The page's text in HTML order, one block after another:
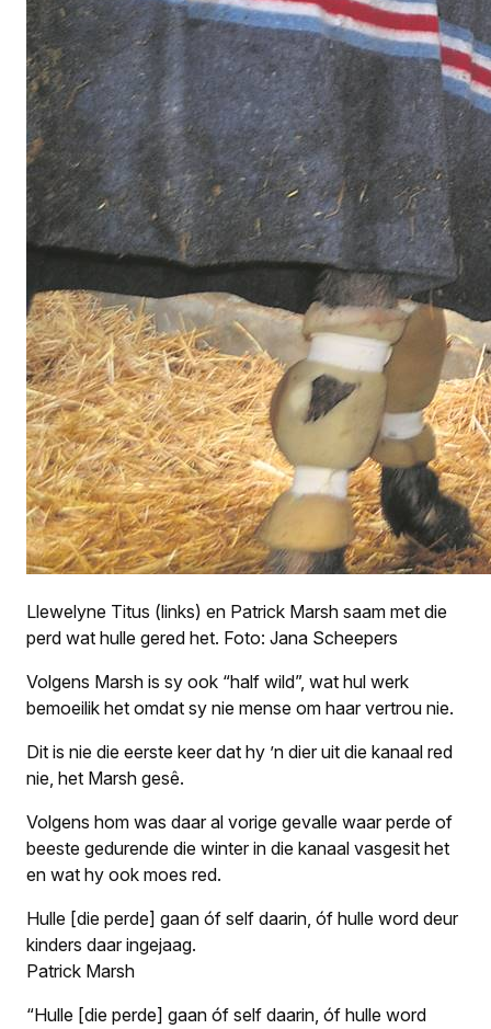
Llewelyne Titus (links) en Patrick Marsh saam met die
perd wat hulle gered het. Foto: Jana Scheepers
Volgens Marsh is sy ook “half wild”, wat hul werk
bemoeilik het omdat sy nie mense om haar vertrou nie.
Dit is nie die eerste keer dat hy ’n dier uit die kanaal red
nie, het Marsh gesê.
Volgens hom was daar al vorige gevalle waar perde of
beeste gedurende die winter in die kanaal vasgesit het
en wat hy ook moes red.
Hulle [die perde] gaan óf self daarin, óf hulle word deur
kinders daar ingejaag.
Patrick Marsh
“Hulle [die perde] gaan óf self daarin, óf hulle word